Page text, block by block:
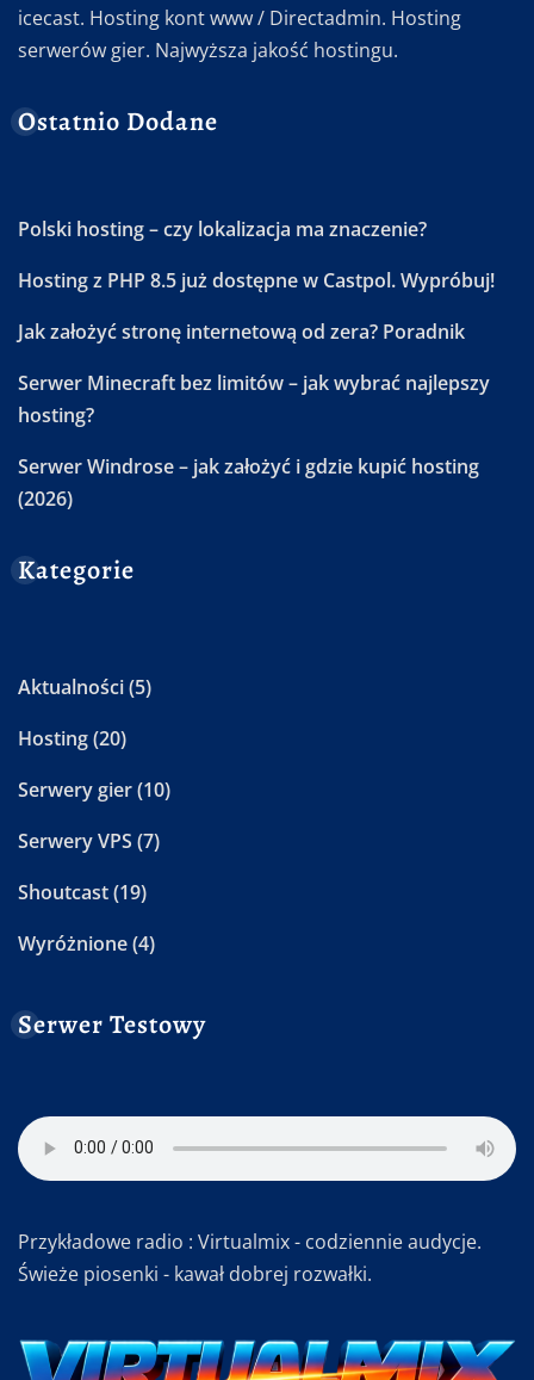
icecast. Hosting kont www / Directadmin. Hosting
serwerów gier. Najwyższa jakość hostingu.
Ostatnio Dodane
Polski hosting – czy lokalizacja ma znaczenie?
Hosting z PHP 8.5 już dostępne w Castpol. Wypróbuj!
Jak założyć stronę internetową od zera? Poradnik
Serwer Minecraft bez limitów – jak wybrać najlepszy
hosting?
Serwer Windrose – jak założyć i gdzie kupić hosting
(2026)
Kategorie
Aktualności(5)
Hosting(20)
Serwery gier(10)
Serwery VPS (7)
Shoutcast(19)
Wyróżnione(4)
Serwer Testowy
Przykładowe radio : Virtualmix - codziennie audycje.
Świeże piosenki - kawał dobrej rozwałki.